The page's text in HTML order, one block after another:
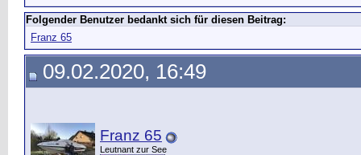
Folgender Benutzer bedankt sich für diesen Beitrag:
Franz 65
09.02.2020, 16:49
Franz 65
Leutnant zur See